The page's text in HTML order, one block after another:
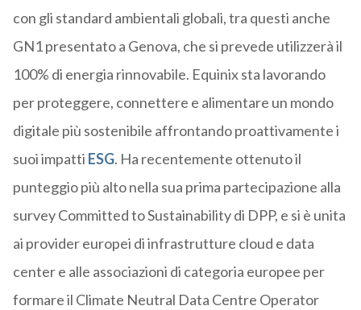
con gli standard ambientali globali, tra questi anche
GN1 presentato a Genova, che si prevede utilizzerà il
100% di energia rinnovabile. Equinix sta lavorando
per proteggere, connettere e alimentare un mondo
digitale più sostenibile affrontando proattivamente i
suoi impatti ESG. Ha recentemente ottenuto il
punteggio più alto nella sua prima partecipazione alla
survey Committed to Sustainability di DPP, e si è unita
ai provider europei di infrastrutture cloud e data
center e alle associazioni di categoria europee per
formare il Climate Neutral Data Centre Operator